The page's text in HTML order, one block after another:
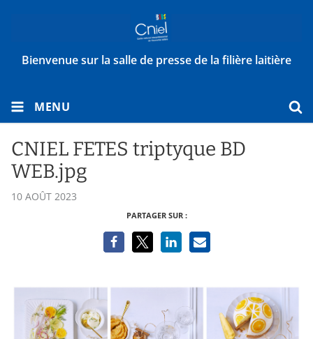
Bienvenue sur la salle de presse de la filière laitière
MENU
CNIEL FETES triptyque BD
WEB.jpg
10 AOÛT 2023
PARTAGER SUR :